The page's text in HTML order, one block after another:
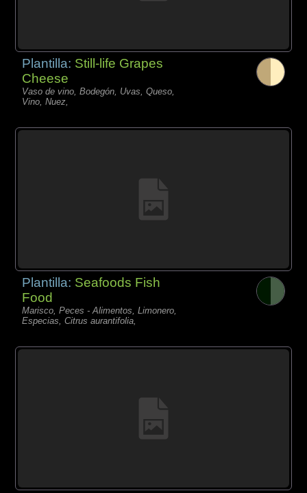
Plantilla: Still-life Grapes
Cheese
Vaso de vino, Bodegón, Uvas, Queso,
Vino, Nuez,
Plantilla: Seafoods Fish
Food
Marisco, Peces - Alimentos, Limonero,
Especias, Citrus aurantifolia,